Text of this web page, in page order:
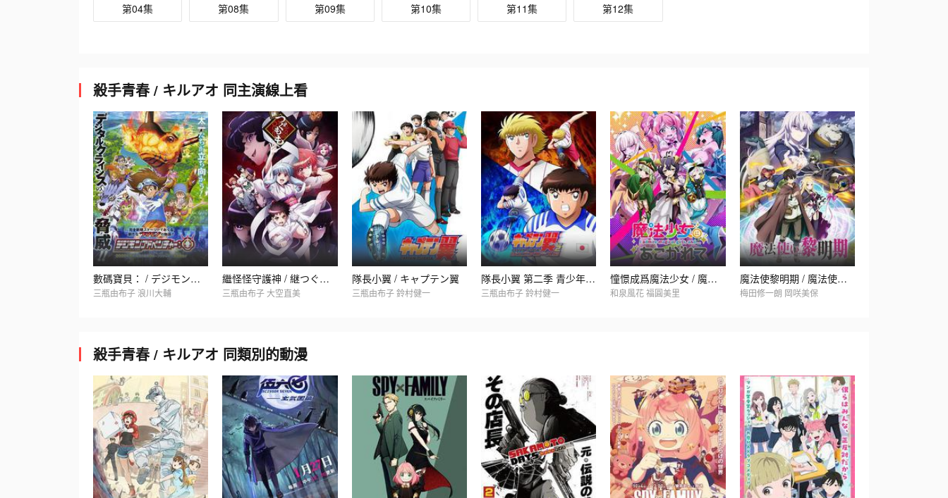
第04集 第08集 第09集 第10集 第11集 第12集
殺手青春 / キルアオ 同主演線上看
數碼寶貝： / デジモンアドベンチャー：
三瓶由布子 浪川大輔
繼怪怪守護神 / 継つぐもも
三瓶由布子 大空直美
隊長小翼 / キャプテン翼
三瓶由布子 鈴村健一
隊長小翼 第二季 青少年篇 / キャプテン翼 シーズン2 ジュニアユース編
三瓶由布子 鈴村健一
憧憬成爲魔法少女 / 魔法少女にあこがれて
和泉風花 福圓美里
魔法使黎明期 / 魔法使い黎明期
梅田修一朗 岡咲美保
殺手青春 / キルアオ 同類別的動漫